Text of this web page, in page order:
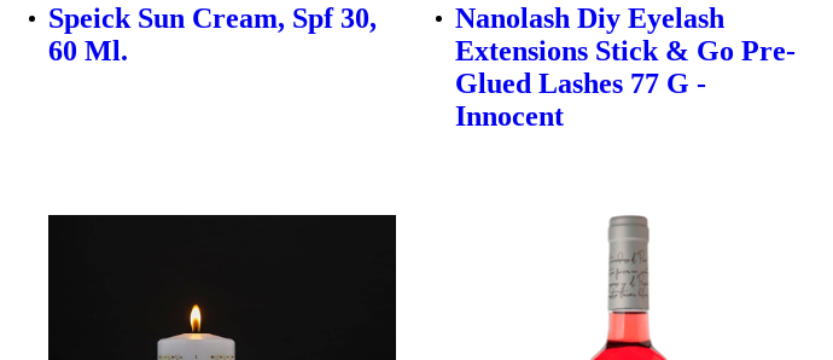
Speick Sun Cream, Spf 30,
60 Ml.
Nanolash Diy Eyelash
Extensions Stick & Go Pre-
Glued Lashes 77 G -
Innocent